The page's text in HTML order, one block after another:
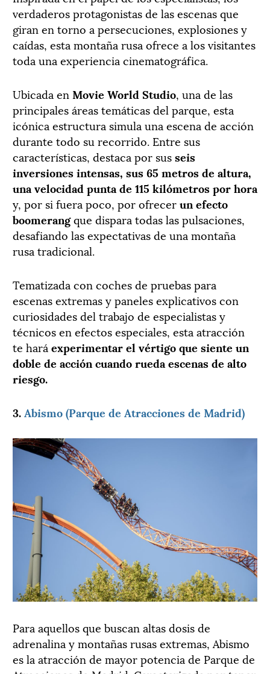
verdaderos protagonistas de las escenas que
giran en torno a persecuciones, explosiones y
caídas, esta montaña rusa ofrece a los visitantes
toda una experiencia cinematográfica.
Ubicada en Movie World Studio, una de las
principales áreas temáticas del parque, esta
icónica estructura simula una escena de acción
durante todo su recorrido. Entre sus
características, destaca por susseis
inversiones intensas, sus 65 metros de altura,
una velocidad punta de 115 kilómetros por hora
y, por si fuera poco, por ofrecerun efecto
boomerangque dispara todas las pulsaciones,
desafiando las expectativas de una montaña
rusa tradicional.
Tematizada con coches de pruebas para
escenas extremas y paneles explicativos con
curiosidades del trabajo de especialistas y
técnicos en efectos especiales, esta atracción
te hará experimentar el vértigo que siente un
doble de acción cuando rueda escenas de alto
riesgo.
3. Abismo (Parque de Atracciones de Madrid)
Para aquellos que buscan altas dosis de
adrenalina y montañas rusas extremas, Abismo
es la atracción de mayor potencia de Parque de